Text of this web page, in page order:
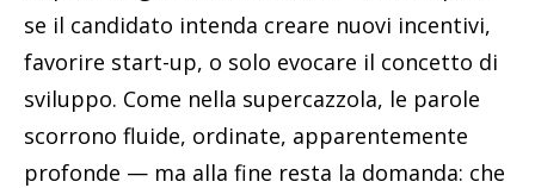
se il candidato intenda creare nuovi incentivi,
favorire start-up, o solo evocare il concetto di
sviluppo. Come nella supercazzola, le parole
scorrono fluide, ordinate, apparentemente
profonde — ma alla fine resta la domanda: che